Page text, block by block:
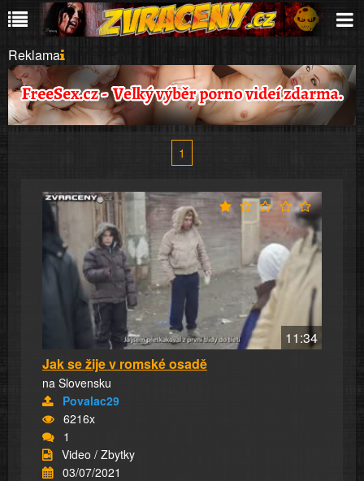
Reklama
1
11:34
Jak se žije v romské osadě
na Slovensku
Povalac29
6216x
1
Video / Zbytky
03/07/2021